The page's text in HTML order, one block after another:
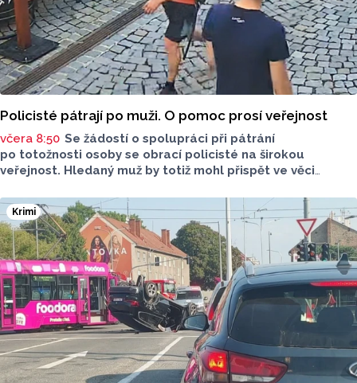
Policisté pátrají po muži. O pomoc prosí veřejnost
včera 8:50 Se žádostí o spolupráci při pátrání
po totožnosti osoby se obrací policisté na širokou
veřejnost. Hledaný muž by totiž mohl přispět ve věci
Krimi